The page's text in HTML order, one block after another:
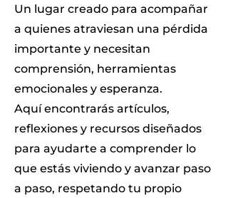
Un lugar creado para acompañar
a quienes atraviesan una pérdida
importante y necesitan
comprensión, herramientas
emocionales y esperanza.
Aquí encontrarás artículos,
reflexiones y recursos diseñados
para ayudarte a comprender lo
que estás viviendo y avanzar paso
a paso, respetando tu propio